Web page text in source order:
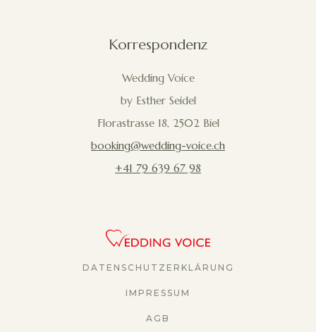
Korrespondenz
Wedding Voice
by Esther Seidel
Florastrasse 18, 2502 Biel
booking@wedding-voice.ch
+41 79 639 67 98
DATENSCHUTZERKLÄRUNG
IMPRESSUM
AGB